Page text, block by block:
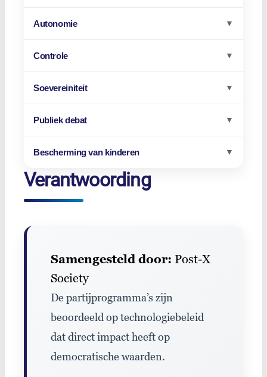
Autonomie ▼
Controle ▼
Soevereiniteit ▼
Publiek debat ▼
Bescherming van kinderen ▼
Verantwoording
Samengesteld door: Post-X
Society
De partijprogramma’s zijn
beoordeeld op technologiebeleid
dat direct impact heeft op
democratische waarden.